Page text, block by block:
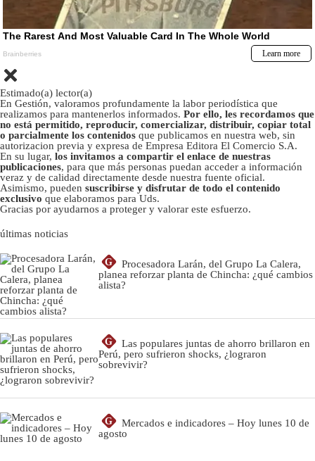
Estimado(a) lector(a)
En Gestión, valoramos profundamente la labor periodística que
realizamos para mantenerlos informados. Por ello, les recordamos que
no está permitido, reproducir, comercializar, distribuir, copiar total
o parcialmente los contenidos que publicamos en nuestra web, sin
autorizacion previa y expresa de Empresa Editora El Comercio S.A.
En su lugar, los invitamos a compartir el enlace de nuestras
publicaciones, para que más personas puedan acceder a información
veraz y de calidad directamente desde nuestra fuente oficial.
Asimismo, pueden suscribirse y disfrutar de todo el contenido
exclusivo que elaboramos para Uds.
Gracias por ayudarnos a proteger y valorar este esfuerzo.
últimas noticias
G
Procesadora Larán, del Grupo La Calera,
planea reforzar planta de Chincha: ¿qué cambios
alista?
G
Las populares juntas de ahorro brillaron en
Perú, pero sufrieron shocks, ¿lograron
sobrevivir?
G
Mercados e indicadores – Hoy lunes 10 de
agosto